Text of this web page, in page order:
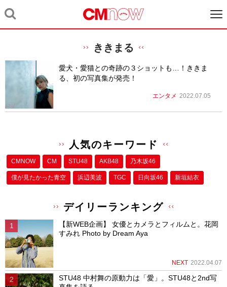
ききまる
愛犬・愛猫との奇跡の３ショットも…！ききま
る、初の写真集が発売！
エンタメ 2022.07.05
人気のキーワード
CMNOW CM STU48 AKB48 乃木坂46
僕が⾒たかった⻘空 浜辺美波 TGC 日向坂46 新垣結衣
デイリーランキング
【新WEB企画】 女優とカメラとフィルムと。花岡
すみれ Photo by Dream Aya
NEXT 2022.04.07
STU48 中村舞の原動力は「愛」。STU48と2nd写